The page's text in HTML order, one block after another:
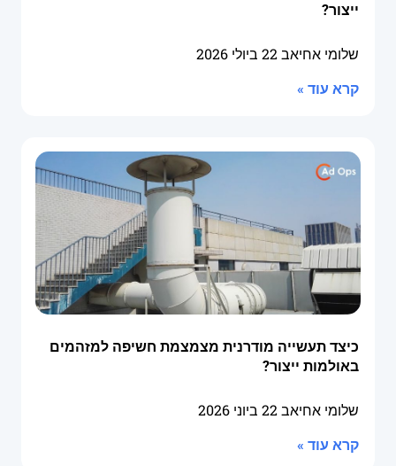
ייצור?
שלומי אחיאב22 ביולי 2026
קרא עוד »
כיצד תעשייה מודרנית מצמצמת חשיפה למזהמים
באולמות ייצור?
שלומי אחיאב22 ביוני 2026
קרא עוד »